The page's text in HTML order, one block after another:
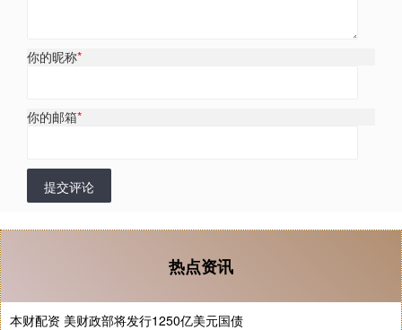
你的昵称*
你的邮箱*
提交评论
热点资讯
本财配资 美财政部将发行1250亿美元国债